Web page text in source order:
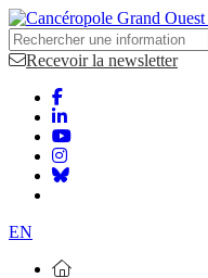
Recevoir la newsletter
EN